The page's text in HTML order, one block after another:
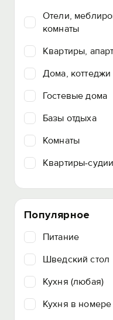
Отели,
комнаты
Квартиры,
Дома, коттеджи
Гостевые дома
Базы отдыха
Комнаты
Квартиры-судии
Популярное
Питание
Шведский стол
Кухня (любая)
Кухня в номере